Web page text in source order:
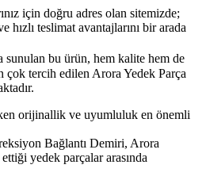
için doğru adres olan sitemizde;
teslimat avantajlarını bir arada
sunulan bu ürün, hem kalite hem de
çok tercih edilen Arora Yedek Parça
orijinallik ve uyumluluk en önemli
Bağlantı Demiri, Arora
yedek parçalar arasında